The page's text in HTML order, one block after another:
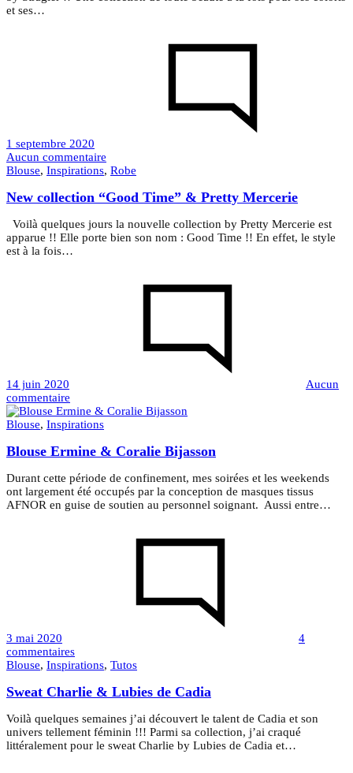
et ses…
1 septembre 2020
Aucun commentaire
Collection
–
by
Stragier
Blouse, Inspirations, Robe
New collection “Good Time” & Pretty Mercerie
Voilà quelques jours la nouvelle collection by Pretty Mercerie est
apparue !! Elle porte bien son nom : Good Time !! En effet, le style
est à la fois…
14 juin 2020
Aucun
commentaire
New
collection
Time”
Pretty
Mercerie
Blouse, Inspirations
Blouse Ermine & Coralie Bijasson
Durant cette période de confinement, mes soirées et les weekends
ont largement été occupés par la conception de masques tissus
AFNOR en guise de soutien au personnel soignant. Aussi entre…
3 mai 2020
4
commentairessur
Blouse
&
Bijasson
Blouse, Inspirations, Tutos
Sweat Charlie & Lubies de Cadia
Voilà quelques semaines j’ai découvert le talent de Cadia et son
univers tellement féminin !!! Parmi sa collection, j’ai craqué
littéralement pour le sweat Charlie by Lubies de Cadia et…